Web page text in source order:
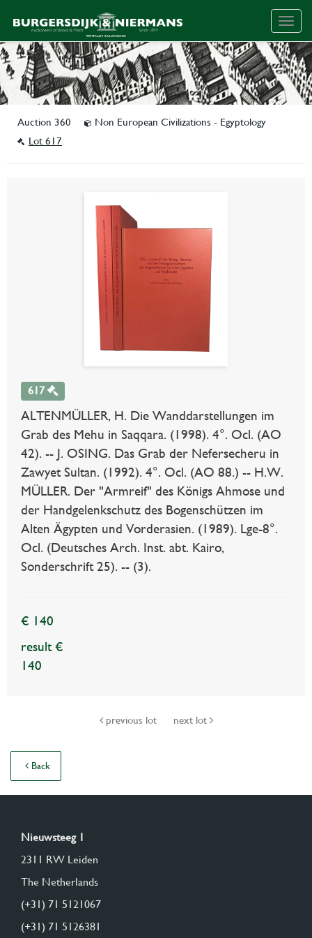
Auction 360
Non European Civilizations - Egyptology
Lot 617
617
ALTENMÜLLER, H. Die Wanddarstellungen im
Grab des Mehu in Saqqara. (1998). 4°. Ocl. (AO
42). -- J. OSING. Das Grab der Nefersecheru in
Zawyet Sultan. (1992). 4°. Ocl. (AO 88.) -- H.W.
MÜLLER. Der "Armreif" des Königs Ahmose und
der Handgelenkschutz des Bogenschützen im
Alten Ägypten und Vorderasien. (1989). Lge-8°.
Ocl. (Deutsches Arch. Inst. abt. Kairo,
Sonderschrift 25). -- (3).
€ 140
result €
140
previous lot next lot
Back
Nieuwsteeg 1
2311 RW Leiden
The Netherlands
(+31) 71 5121067
(+31) 71 5126381